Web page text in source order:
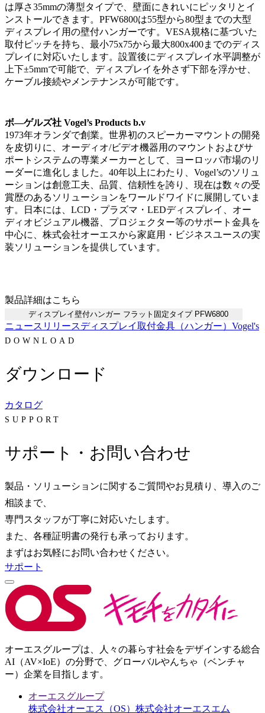
は厚さ35mmの薄型タイプで、壁面にきれいにピッタリとイ
ンストールできます。PFW6800は55型から80型までの大型
ディスプレイ用の壁付ハンガーです。VESA規格に基づいた
取付ピッチを持ち、最小75x75から最大800x400までのディス
プレイに対応いたします。設置後にディスプレイ水平調整が
上下±5mmで可能で、ディスプレイを外さず下部を浮かせ、
ケーブル接続やメンテナンスが可能です。
ボ―ゲルズ社 Vogel’s Products b.v
1973年オランダで創業。世界初のスピーカーマウントの開発
を皮切りに、オーディオ/ビデオ機器用のマウントおよびサ
ポートシステムの専業メーカーとして、ヨーロッパ市場のリ
ーダーに進化しました。40年以上にわたり、Vogel’sのソリュ
ーションは創意工夫、品質、信頼性を誇り、現在は数々の受
賞歴のあるソリューションをワールドワイドに展開していま
す。日本には、LCD・プラズマ・LEDディスプレイ、オー
ディオビジュアル機器、プロジェクター等のサポート金具を
中心に、株式会社オーエスから家庭用・ビジネスユースの実
装ソリューションを提供しています。
製品詳細はこちら
ディスプレイ壁付ハンガー フラット固定タイプ PFW6800
ニュースリリースディスプレイ取付金具（ハンガー） Vogel's
DOWNLOAD
ダウンロード
カタログ
SUPPORT
サポート・お問い合わせ
製品・ソリューションに関するご質問やお見積り、導入のご
相談まで、
専門スタッフが丁寧に対応いたします。
また、各種証明書の発行も承っております。
まずはお気軽にお問い合わせください。
サポート
オーエスグループは、人々の暮らす社会をデザインする総合
AI（AV×IoE）の分野で、グローバルやんちゃ（ベンチャ
ー）企業を目指します。
オーエスグループ
株式会社オーエス（OS） 株式会社オーエスエム